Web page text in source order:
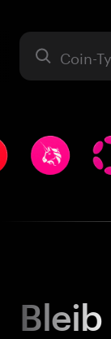
Asset
Bleib